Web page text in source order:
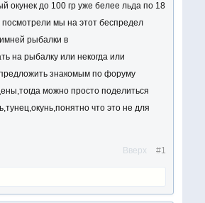
окунек до 100 гр уже белее льда по 18
посмотрели мы на этот беспредел
рыбалки в
на рыбалку или некогда или
знакомым по форуму
можно просто поделиться
что это не для
#1
Вверх